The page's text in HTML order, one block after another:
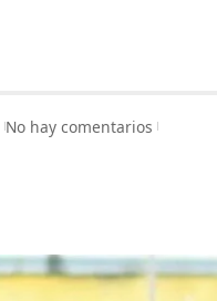
No hay comentarios